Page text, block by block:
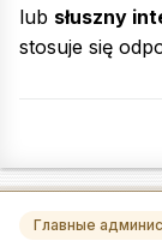
lub słuszny
stosuje się
Главные